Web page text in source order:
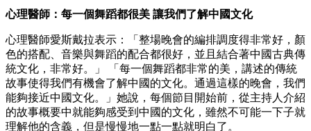
心理醫師：每一個舞蹈都很美 讓我們了解中國文化
心理醫師愛斯戴拉表示：「整場晚會的編排調度得非常好，顏
色的搭配、音樂與舞蹈的配合都很好，並且結合著中國古典傳
統文化，非常好。」 「每一個舞蹈都非常的美，講述的傳統
故事使得我們有機會了解中國的文化。通過這樣的晚會，我們
能夠接近中國文化。」她說，每個節目開始前，從主持人介紹
的故事概要中就能夠感受到中國的文化，雖然不可能一下子就
理解他的含義，但是慢慢地一點一點就明白了。